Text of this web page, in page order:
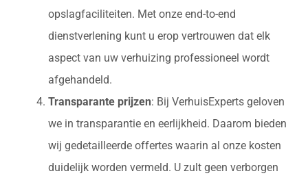
opslagfaciliteiten. Met onze end-to-end
dienstverlening kunt u erop vertrouwen dat elk
aspect van uw verhuizing professioneel wordt
afgehandeld.
Transparante prijzen: Bij VerhuisExperts geloven
we in transparantie en eerlijkheid. Daarom bieden
wij gedetailleerde offertes waarin al onze kosten
duidelijk worden vermeld. U zult geen verborgen